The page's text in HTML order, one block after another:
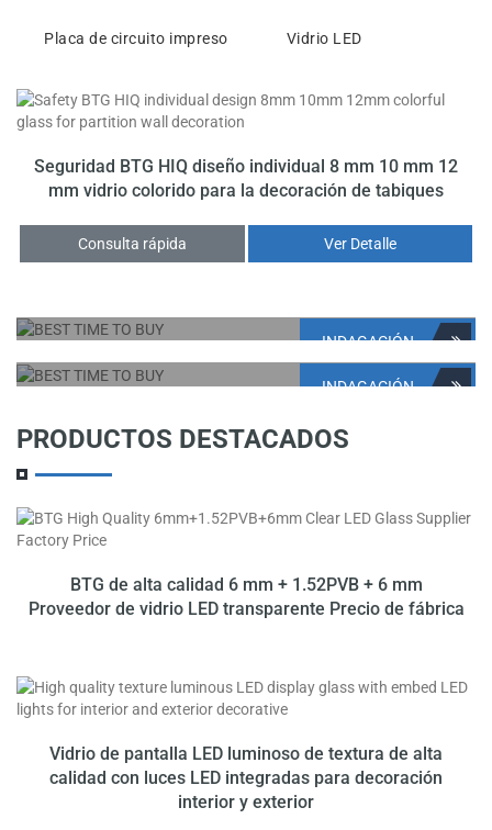
Placa de circuito impreso Vidrio LED
Seguridad BTG HIQ diseño individual 8 mm 10 mm 12
mm vidrio colorido para la decoración de tabiques
Consulta rápida Ver Detalle
MEJOR MOMENTO PARA
COMPRAR
NUESTRO PRODUCTO
INDAGACIÓN
COMPRAR
NUESTRO PRODUCTO
HASTA
10% DE REEMBOLSO
INDAGACIÓN
PRODUCTOS DESTACADOS
BTG de alta calidad 6 mm + 1.52PVB + 6 mm
Proveedor de vidrio LED transparente Precio de fábrica
Vidrio de pantalla LED luminoso de textura de alta
calidad con luces LED integradas para decoración
interior y exterior